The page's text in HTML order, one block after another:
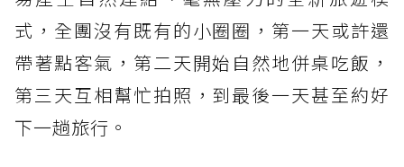
式，全團沒有既有的小圈圈，第一天或許還
帶著點客氣，第二天開始自然地併桌吃飯，
第三天互相幫忙拍照，到最後一天甚至約好
下一趟旅行。